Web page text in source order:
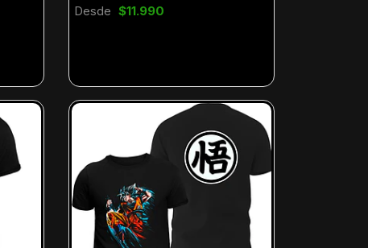
Desde $11.990